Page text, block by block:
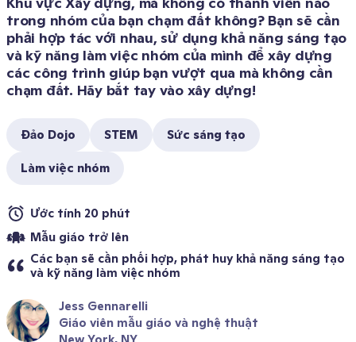
trong nhóm của bạn chạm đất không? Bạn sẽ cần
phải hợp tác với nhau, sử dụng khả năng sáng tạo
và kỹ năng làm việc nhóm của mình để xây dựng
các công trình giúp bạn vượt qua mà không cần
chạm đất. Hãy bắt tay vào xây dựng!
Đảo Dojo STEM Sức sáng tạo
Làm việc nhóm
Ước tính 20 phút
Mẫu giáo trở lên
Các bạn sẽ cần phối hợp, phát huy khả năng sáng tạo
và kỹ năng làm việc nhóm
Jess Gennarelli
Giáo viên mẫu giáo và nghệ thuật